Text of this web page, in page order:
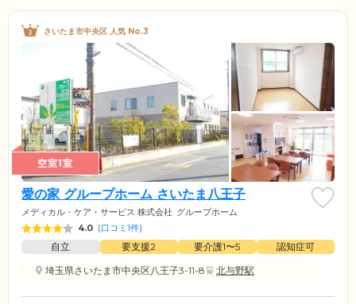
さいたま市中央区 人気 No.3
空室1室
愛の家 グループホーム さいたま八王子
メディカル・ケア・サービス 株式会社 グループホーム
4.0 (口コミ1件)
自立 要支援2 要介護1〜5
認知症可
埼玉県さいたま市中央区八王子3-11-8
北与野駅